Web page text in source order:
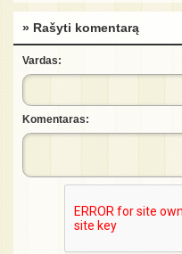
» Rašyti komentarą
Vardas:
Komentaras: